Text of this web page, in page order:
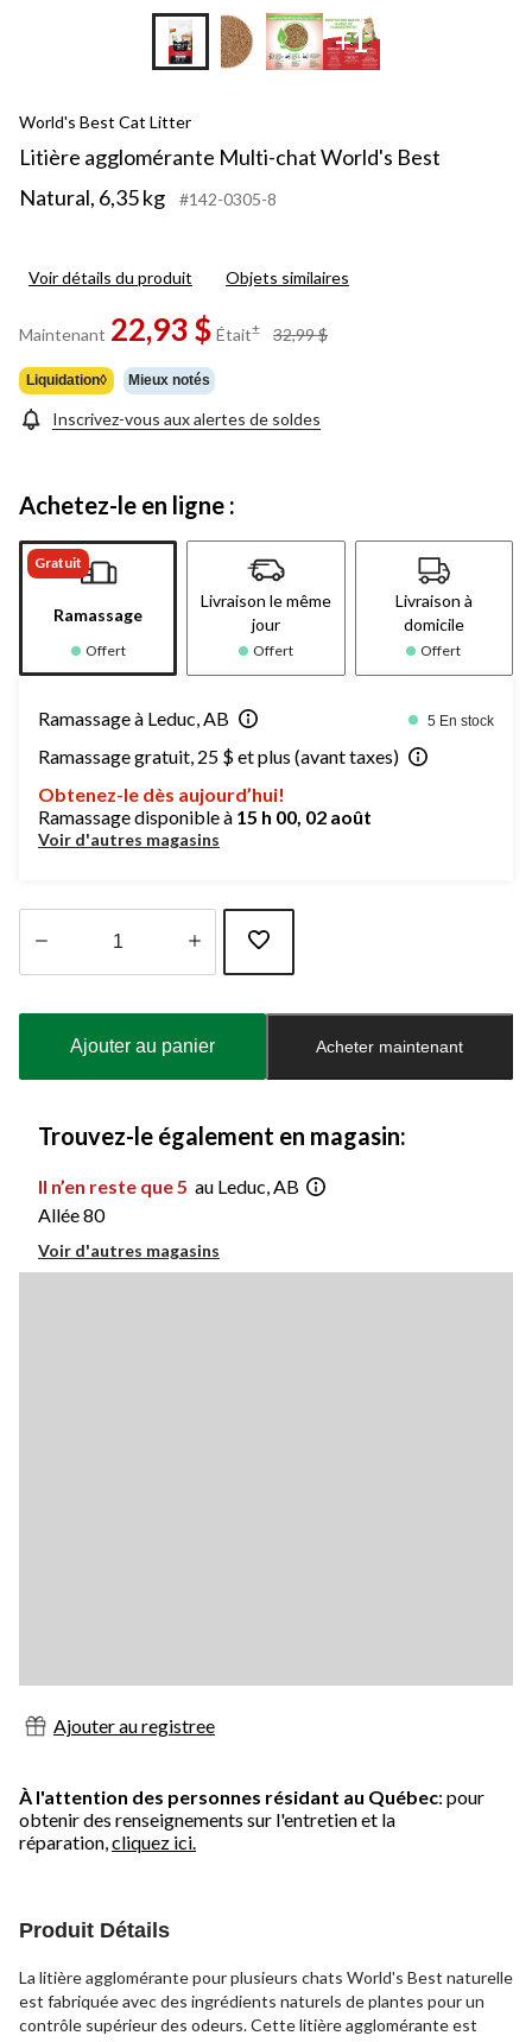
+1
World's Best Cat Litter
Litière agglomérante Multi-chat World's Best
Natural, 6,35 kg
#142-0305-8
Voir détails du produit Objets similaires
Maintenant 22,93 $ Était± 32,99 $
Liquidation◊ Mieux notés
Inscrivez-vous aux alertes de soldes
Achetez-le en ligne :
Gratuit
Ramassage
Offert
Livraison le même
jour
Offert
Livraison à
domicile
Offert
Ramassage à Leduc, AB 5 En stock
Ramassage gratuit, 25 $ et plus (avant taxes)
Obtenez-le dès aujourd’hui!
Ramassage disponible à 15 h 00, 02 août
Voir d'autres magasins
à
Ajouter au panier Acheter maintenant
Trouvez-le également en magasin:
Il n’en reste que 5 au Leduc, AB
Allée 80
Voir d'autres magasins
Ajouter au registree
À l'attention des personnes résidant au Québec: pour
obtenir des renseignements sur l'entretien et la
réparation,cliquez ici.
Produit Détails
La litière agglomérante pour plusieurs chats World's Best naturelle
est fabriquée avec des ingrédients naturels de plantes pour un
contrôle supérieur des odeurs. Cette litière agglomérante est